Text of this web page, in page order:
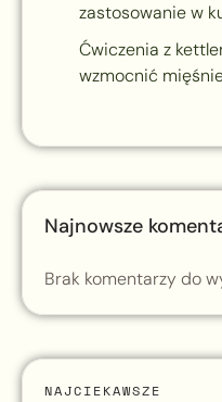
zastosowanie w
Ćwiczenia z
wzmocnić
Najnowsze
Brak komentarzy do
NAJCIEKAWSZE